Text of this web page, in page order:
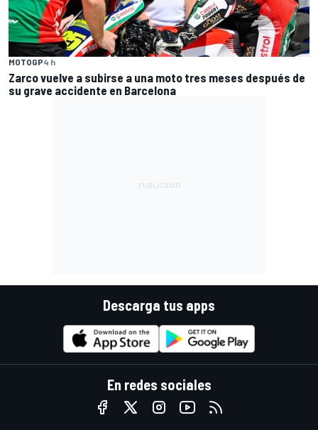
MOTOGP4 h
Zarco vuelve a subirse a una moto tres meses después de
su grave accidente en Barcelona
Descarga tus apps
En redes sociales